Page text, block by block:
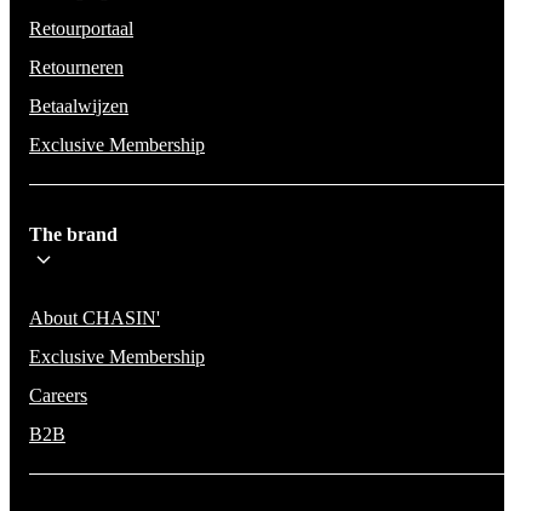
Retourportaal
Retourneren
Betaalwijzen
Exclusive Membership
The brand
About CHASIN'
Exclusive Membership
Careers
B2B